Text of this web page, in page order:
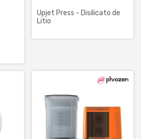
Upjet Press - Disilicato de
Litio